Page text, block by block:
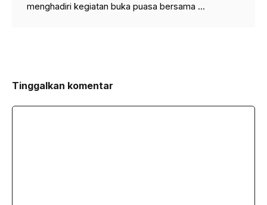
menghadiri kegiatan buka puasa bersama ...
Tinggalkan komentar